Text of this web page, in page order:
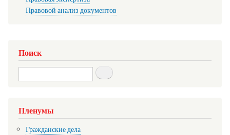
Правовой анализ документов
Поиск
Search
Пленумы
Гражданские дела